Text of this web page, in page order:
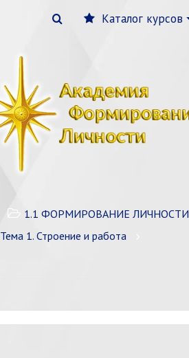
Каталог курсов
1.1 ФОРМИРОВАНИЕ ЛИЧНОСТИ
Тема 1. Строение и работа